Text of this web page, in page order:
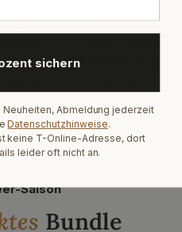
Hier kann man
Saison
Bundle
sichern
Abmeldung jederzeit
Datenschutzhinweise.
keine T-Online-Adresse, dort
leider oft nicht an.